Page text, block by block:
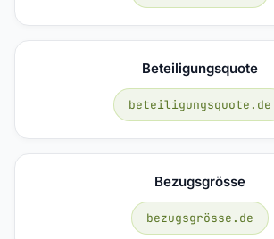
Beteiligungsquote
beteiligungsquote.de
Bezugsgrösse
bezugsgrösse.de